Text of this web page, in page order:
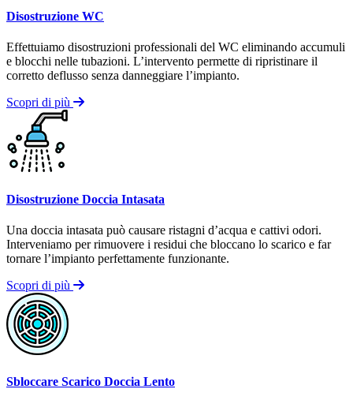
Disostruzione WC
Effettuiamo disostruzioni professionali del WC eliminando accumuli
e blocchi nelle tubazioni. L’intervento permette di ripristinare il
corretto deflusso senza danneggiare l’impianto.
Scopri di più
Disostruzione Doccia Intasata
Una doccia intasata può causare ristagni d’acqua e cattivi odori.
Interveniamo per rimuovere i residui che bloccano lo scarico e far
tornare l’impianto perfettamente funzionante.
Scopri di più
Sbloccare Scarico Doccia Lento